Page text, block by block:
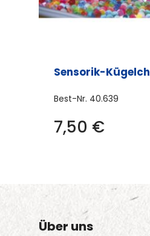
Sensorik-
Best-Nr. 40.639
7,50 €
Über uns